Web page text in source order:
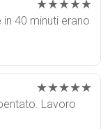
★★★★★
40 minuti erano
★★★★★
Lavoro